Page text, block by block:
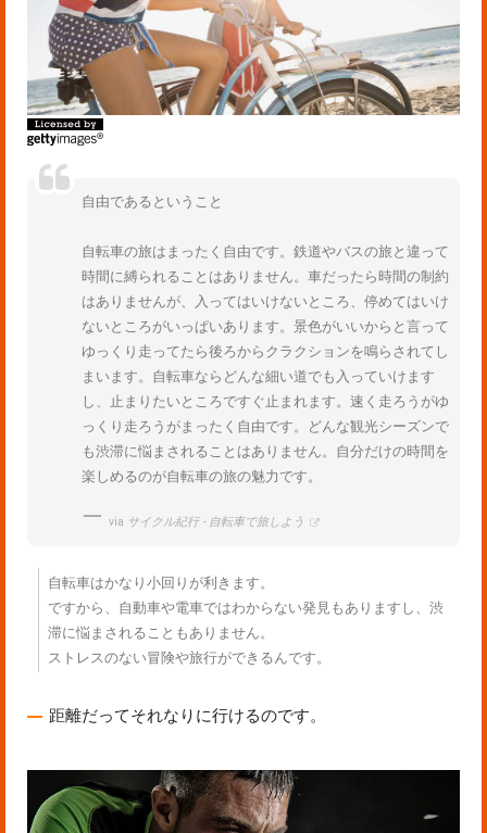
自由であるということ
自転車の旅はまったく自由です。鉄道やバスの旅と違って
時間に縛られることはありません。車だったら時間の制約
はありませんが、入ってはいけないところ、停めてはいけ
ないところがいっぱいあります。景色がいいからと言って
ゆっくり走ってたら後ろからクラクションを鳴らされてし
まいます。自転車ならどんな細い道でも入っていけます
し、止まりたいところですぐ止まれます。速く走ろうがゆ
っくり走ろうがまったく自由です。どんな観光シーズンで
も渋滞に悩まされることはありません。自分だけの時間を
楽しめるのが自転車の旅の魅力です。
via サイクル紀行 - 自転車で旅しよう
自転車はかなり小回りが利きます。
ですから、自動車や電車ではわからない発見もありますし、渋
滞に悩まされることもありません。
ストレスのない冒険や旅行ができるんです。
距離だってそれなりに行けるのです。